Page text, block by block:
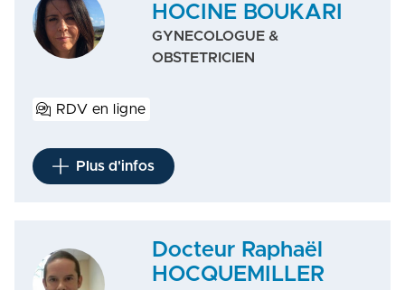
HOCINE BOUKARI
GYNECOLOGUE &
OBSTETRICIEN
RDV en ligne
Plus d'infos
Docteur Raphaël
HOCQUEMILLER